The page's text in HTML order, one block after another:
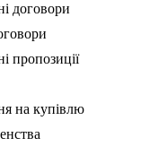
договори
пропозиції
на купівлю